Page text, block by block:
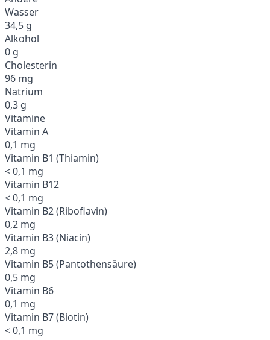
Wasser
34,5 g
Alkohol
0 g
Cholesterin
96 mg
Natrium
0,3 g
Vitamine
Vitamin A
0,1 mg
Vitamin B1 (Thiamin)
< 0,1 mg
Vitamin B12
< 0,1 mg
Vitamin B2 (Riboflavin)
0,2 mg
Vitamin B3 (Niacin)
2,8 mg
Vitamin B5 (Pantothensäure)
0,5 mg
Vitamin B6
0,1 mg
Vitamin B7 (Biotin)
< 0,1 mg